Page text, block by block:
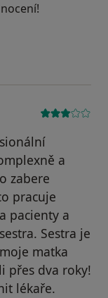
a
zabere
pracuje
pacienty a
Sestra je
matka
přes dva roky!
lékaře.